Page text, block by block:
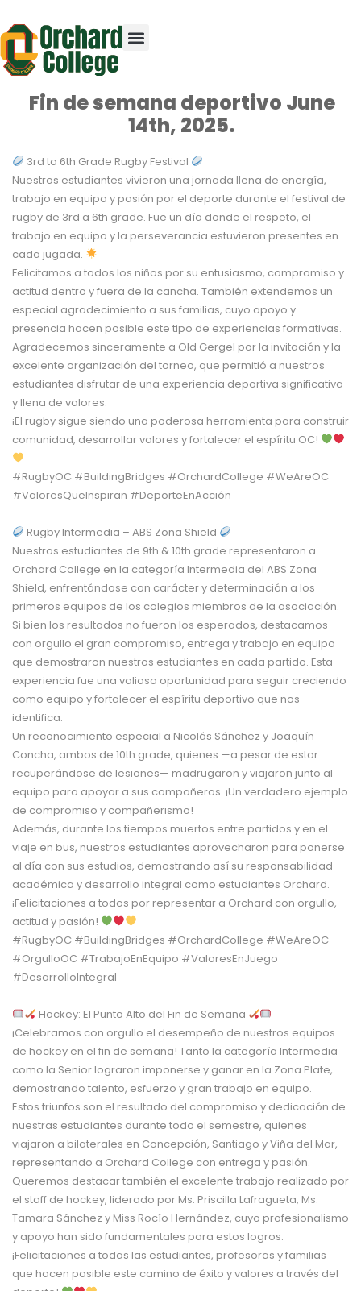
Fin de semana deportivo June
14th, 2025.
3rd to 6th Grade Rugby Festival
Nuestros estudiantes vivieron una jornada llena de energía,
trabajo en equipo y pasión por el deporte durante el festival de
rugby de 3rd a 6th grade. Fue un día donde el respeto, el
trabajo en equipo y la perseverancia estuvieron presentes en
cada jugada.
Felicitamos a todos los niños por su entusiasmo, compromiso y
actitud dentro y fuera de la cancha. También extendemos un
especial agradecimiento a sus familias, cuyo apoyo y
presencia hacen posible este tipo de experiencias formativas.
Agradecemos sinceramente a Old Gergel por la invitación y la
excelente organización del torneo, que permitió a nuestros
estudiantes disfrutar de una experiencia deportiva significativa
y llena de valores.
¡El rugby sigue siendo una poderosa herramienta para construir
comunidad, desarrollar valores y fortalecer el espíritu OC!
#RugbyOC #BuildingBridges #OrchardCollege #WeAreOC
#ValoresQueInspiran #DeporteEnAcción
Rugby Intermedia – ABS Zona Shield
Nuestros estudiantes de 9th & 10th grade representaron a
Orchard College en la categoría Intermedia del ABS Zona
Shield, enfrentándose con carácter y determinación a los
primeros equipos de los colegios miembros de la asociación.
Si bien los resultados no fueron los esperados, destacamos
con orgullo el gran compromiso, entrega y trabajo en equipo
que demostraron nuestros estudiantes en cada partido. Esta
experiencia fue una valiosa oportunidad para seguir creciendo
como equipo y fortalecer el espíritu deportivo que nos
identifica.
Un reconocimiento especial a Nicolás Sánchez y Joaquín
Concha, ambos de 10th grade, quienes —a pesar de estar
recuperándose de lesiones— madrugaron y viajaron junto al
equipo para apoyar a sus compañeros. ¡Un verdadero ejemplo
de compromiso y compañerismo!
Además, durante los tiempos muertos entre partidos y en el
viaje en bus, nuestros estudiantes aprovecharon para ponerse
al día con sus estudios, demostrando así su responsabilidad
académica y desarrollo integral como estudiantes Orchard.
¡Felicitaciones a todos por representar a Orchard con orgullo,
actitud y pasión!
#RugbyOC #BuildingBridges #OrchardCollege #WeAreOC
#OrgulloOC #TrabajoEnEquipo #ValoresEnJuego
#DesarrolloIntegral
Hockey: El Punto Alto del Fin de Semana
¡Celebramos con orgullo el desempeño de nuestros equipos
de hockey en el fin de semana! Tanto la categoría Intermedia
como la Senior lograron imponerse y ganar en la Zona Plate,
demostrando talento, esfuerzo y gran trabajo en equipo.
Estos triunfos son el resultado del compromiso y dedicación de
nuestras estudiantes durante todo el semestre, quienes
viajaron a bilaterales en Concepción, Santiago y Viña del Mar,
representando a Orchard College con entrega y pasión.
Queremos destacar también el excelente trabajo realizado por
el staff de hockey, liderado por Ms. Priscilla Lafragueta, Ms.
Tamara Sánchez y Miss Rocío Hernández, cuyo profesionalismo
y apoyo han sido fundamentales para estos logros.
¡Felicitaciones a todas las estudiantes, profesoras y familias
que hacen posible este camino de éxito y valores a través del